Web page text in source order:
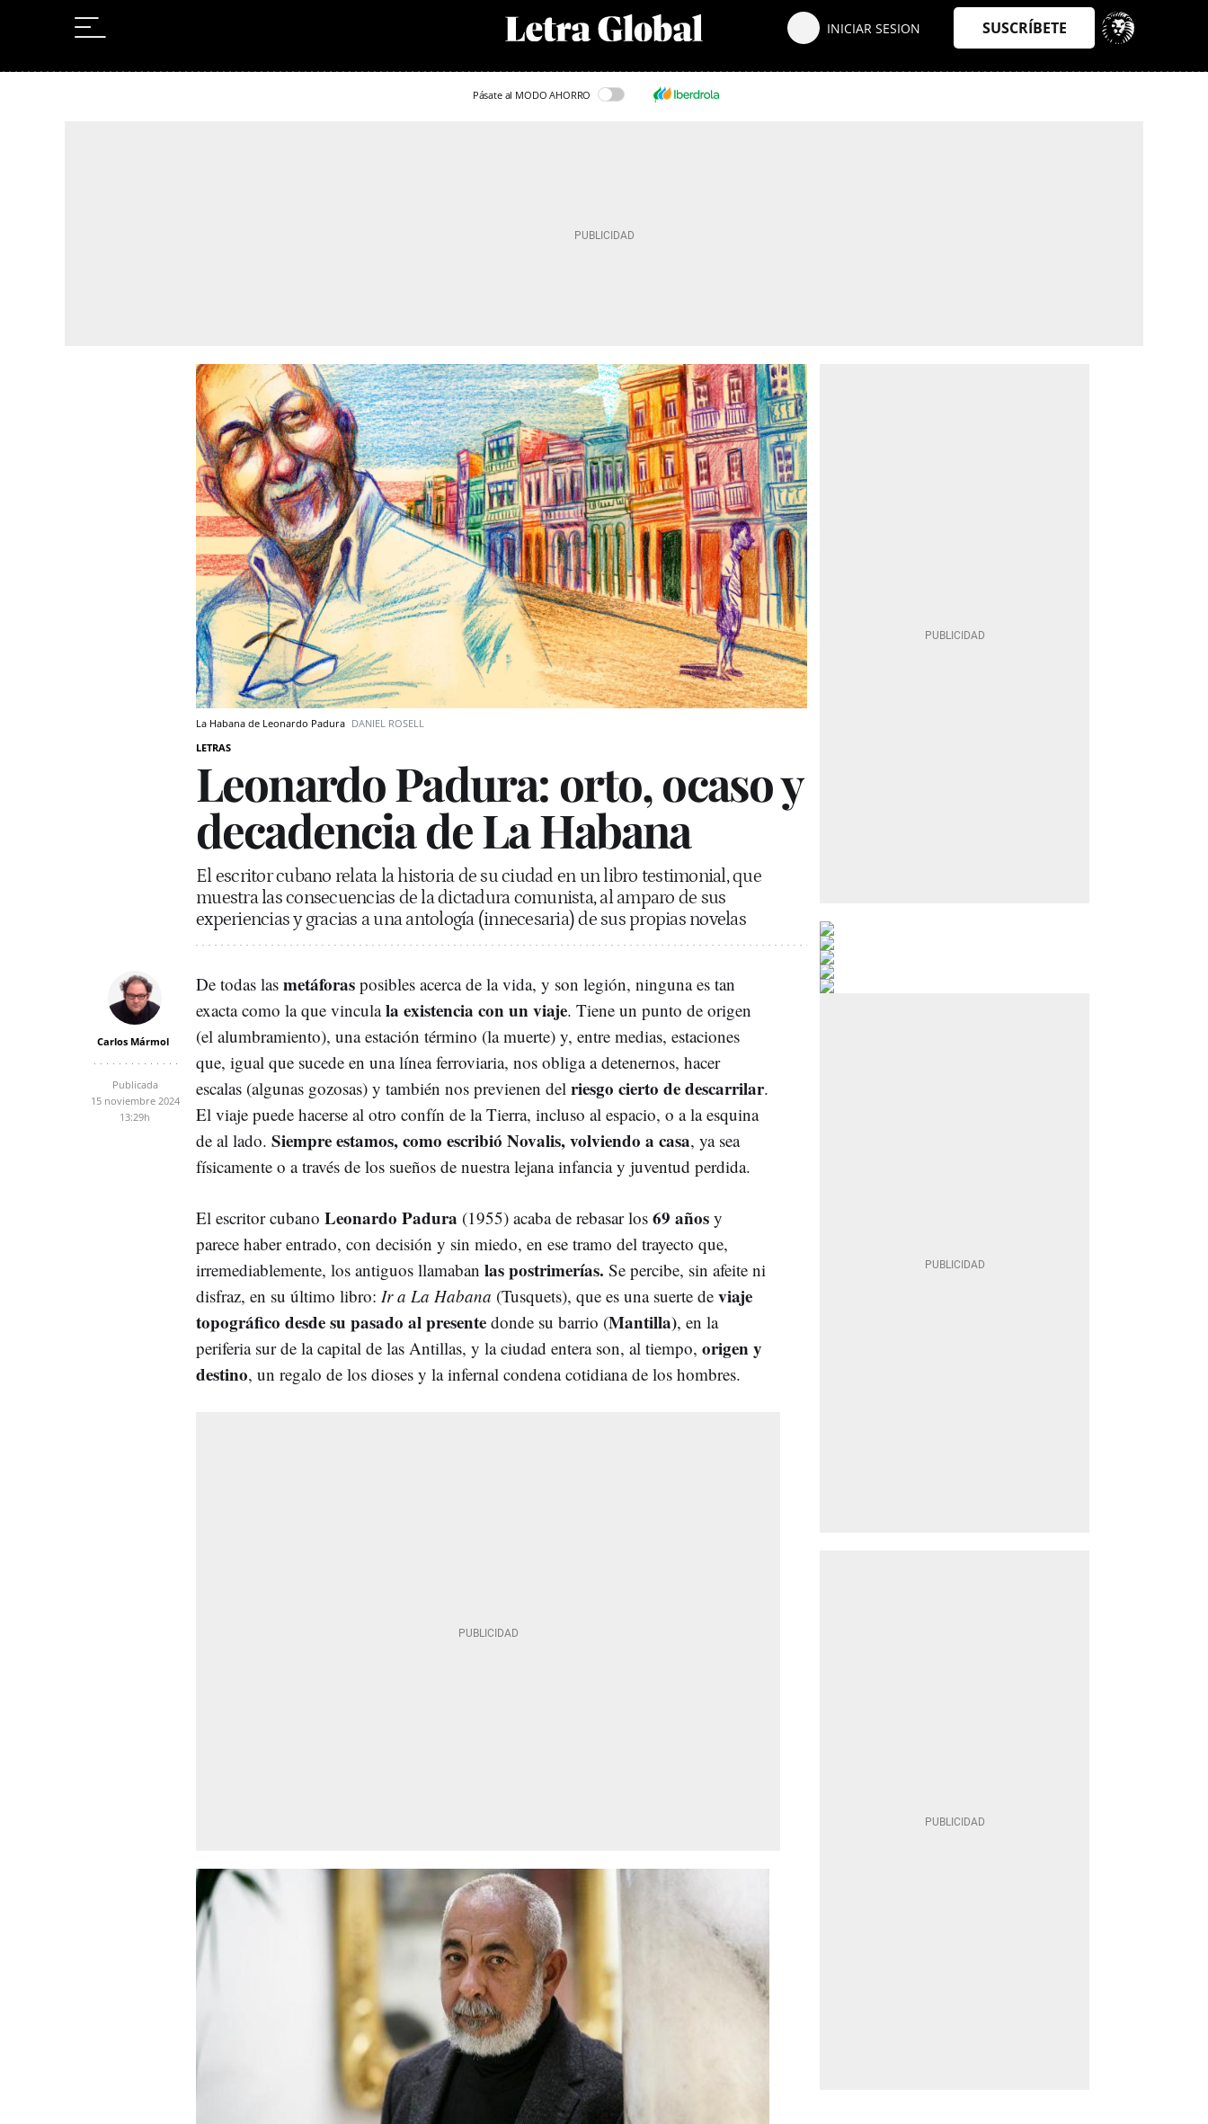
Pásate al MODO AHORRO
La Habana de Leonardo Padura DANIEL ROSELL
LETRAS
Leonardo Padura: orto, ocaso y
decadencia de La Habana
El escritor cubano relata la historia de su ciudad en un libro testimonial, que
muestra las consecuencias de la dictadura comunista, al amparo de sus
experiencias y gracias a una antología (innecesaria) de sus propias novelas
Carlos Mármol
Publicada
15 noviembre 2024
13:29h
De todas las metáforas posibles acerca de la vida, y son legión, ninguna es tan
exacta como la que vinculala existencia con un viaje. Tiene un punto de origen
(el alumbramiento), una estación término (la muerte) y, entre medias, estaciones
que, igual que sucede en una línea ferroviaria, nos obliga a detenernos, hacer
escalas (algunas gozosas) y también nos previenen del riesgo cierto de descarrilar.
El viaje puede hacerse al otro confín de la Tierra, incluso al espacio, o a la esquina
de al lado. Siempre estamos, como escribió Novalis, volviendo a casa, ya sea
físicamente o a través de los sueños de nuestra lejana infancia y juventud perdida.
El escritor cubano Leonardo Padura (1955) acaba de rebasar los 69 años y
parece haber entrado, con decisión y sin miedo, en ese tramo del trayecto que,
irremediablemente, los antiguos llamaban las postrimerías. Se percibe, sin afeite ni
disfraz, en su último libro: Ir a La Habana (Tusquets), que es una suerte de viaje
topográfico desde su pasado al presente donde su barrio (Mantilla), en la
periferia sur de la capital de las Antillas, y la ciudad entera son, al tiempo, origen y
destino, un regalo de los dioses y la infernal condena cotidiana de los hombres.